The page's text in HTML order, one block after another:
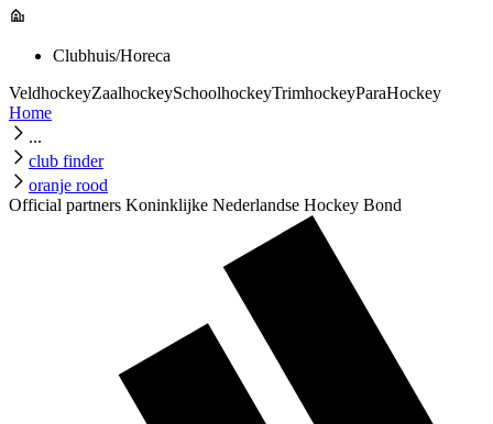
Clubhuis/Horeca
VeldhockeyZaalhockeySchoolhockeyTrimhockeyParaHockey
Home
...
club finder
oranje rood
Official partners Koninklijke Nederlandse Hockey Bond